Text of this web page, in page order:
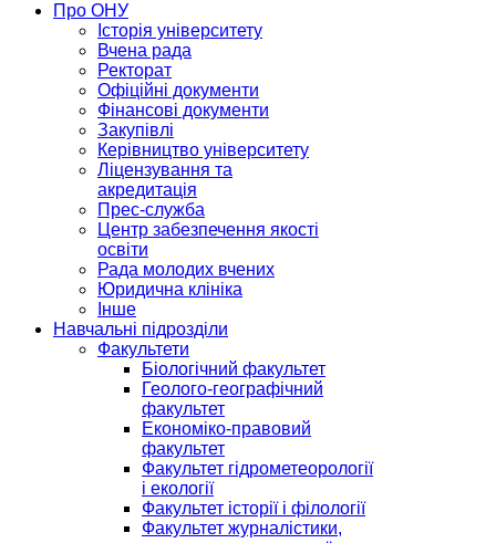
Про ОНУ
Історія університету
Вчена рада
Ректорат
Офіційні документи
Фінансові документи
Закупівлі
Керівництво університету
Ліцензування та
акредитація
Прес-служба
Центр забезпечення якості
освіти
Рада молодих вчених
Юридична клініка
Інше
Навчальні підрозділи
Факультети
Біологічний факультет
Геолого-географічний
факультет
Економіко-правовий
факультет
Факультет гідрометеорології
і екології
Факультет історії і філології
Факультет журналістики,